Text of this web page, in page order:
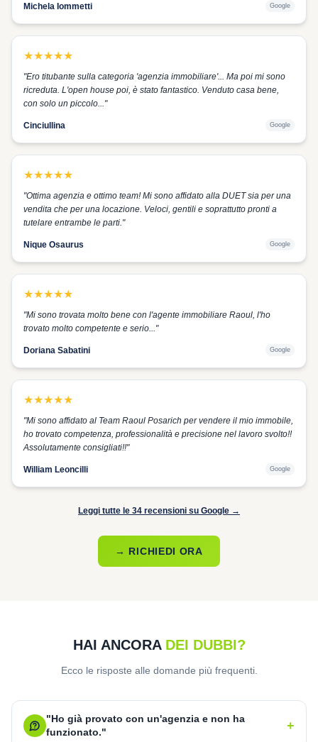
Michela Iommetti Google
★★★★★
"Ero titubante sulla categoria 'agenzia immobiliare'... Ma poi mi sono
ricreduta. L'open house poi, è stato fantastico. Venduto casa bene,
con solo un piccolo..."
Cinciullina Google
★★★★★
"Ottima agenzia e ottimo team! Mi sono affidato alla DUET sia per una
vendita che per una locazione. Veloci, gentili e soprattutto pronti a
tutelare entrambe le parti."
Nique Osaurus Google
★★★★★
"Mi sono trovata molto bene con l'agente immobiliare Raoul, l'ho
trovato molto competente e serio..."
Doriana Sabatini Google
★★★★★
"Mi sono affidato al Team Raoul Posarich per vendere il mio immobile,
ho trovato competenza, professionalità e precisione nel lavoro svolto!!
Assolutamente consigliati!!"
William Leoncilli Google
Leggi tutte le 34 recensioni su Google →
→ RICHIEDI ORA
HAI ANCORA DEI DUBBI?
Ecco le risposte alle domande più frequenti.
"Ho già provato con un'agenzia e non ha
funzionato."
+